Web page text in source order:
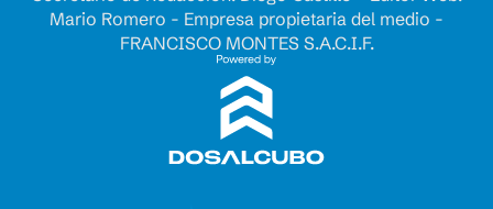
Mario Romero - Empresa propietaria del medio -
FRANCISCO MONTES S.A.C.I.F.